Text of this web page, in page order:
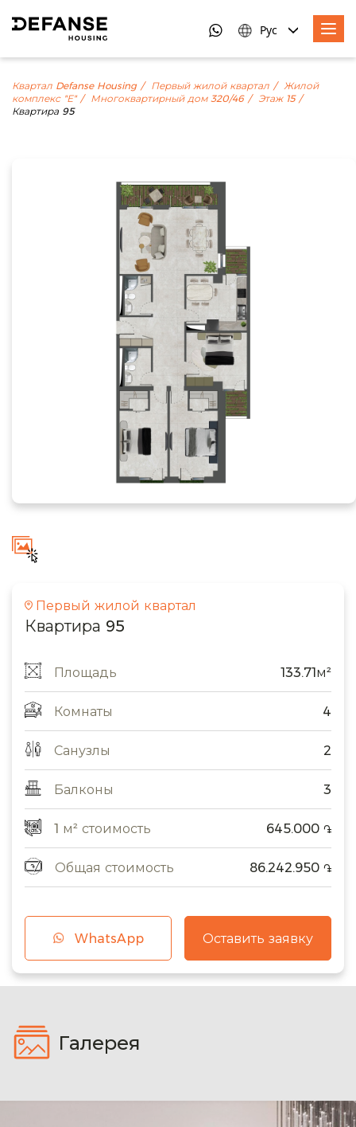
Рус
Квартал Defanse Housing Первый жилой квартал
Жилой
комплекс "Е"
Многоквартирный дом 320/46
Этаж 15
Квартира 95
Первый жилой квартал
Квартира 95
Площадь 133.71м²
Комнаты 4
Санузлы 2
Балконы 3
1 м² стоимость 645.000 ֏
Общая стоимость 86.242.950 ֏
WhatsApp Оставить заявку
Галерея